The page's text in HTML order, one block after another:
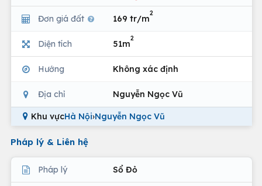
Đơn giá đất 169 tr/m
2
Diện tích 51m
2
Hướng Không xác định
Địa chỉ Nguyễn Ngọc Vũ
Khu vựcHà Nội›Nguyễn Ngọc Vũ
Pháp lý & Liên hệ
Pháp lý Sổ Đỏ